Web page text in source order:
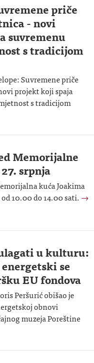
priče
- novi
suvremenu
s tradicijom
Suvremene priče
projekt koji spaja
s tradicijom
Memorijalne
srpnja
kuća Joakima
10.00 do 14.00 sati.→
u kulturu:
se
EU fondova
Peršurić obišao je
obnovi
muzeja Poreštine